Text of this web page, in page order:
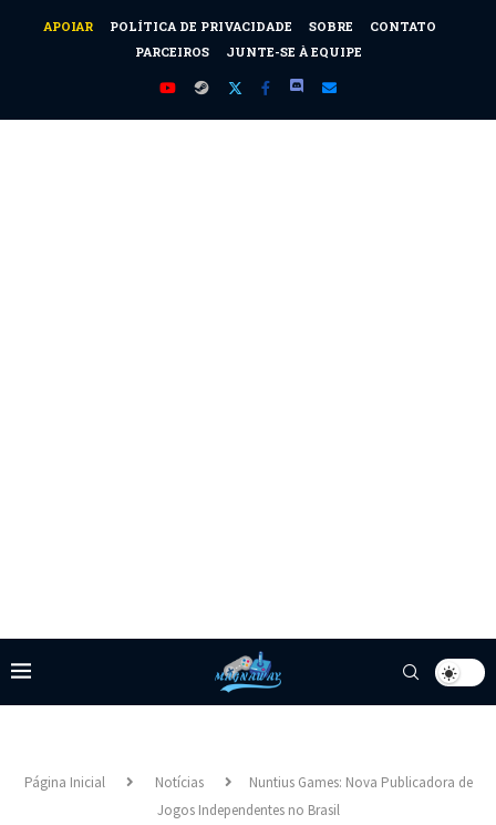
APOIAR POLÍTICA DE PRIVACIDADE SOBRE
CONTATO
PARCEIROS
JUNTE-SE À EQUIPE
Página Inicial Notícias
Nuntius Games: Nova Publicadora de
Jogos Independentes no Brasil